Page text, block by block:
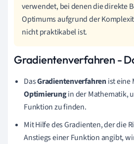
verwendet, bei denen die direkte
Optimums aufgrund der
nicht praktikabel ist.
Gradientenverfahren -
DasGradientenverfahrenist eine
Optimierungin der Mathematik,
Funktion zu finden.
Mit Hilfe des Gradienten, der die
Anstiegs einer Funktion angibt,